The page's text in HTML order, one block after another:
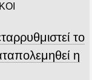
το
η